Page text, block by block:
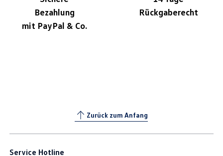
Bezahlung
mit PayPal & Co.
Rückgaberecht
Zurück zum Anfang
Service Hotline